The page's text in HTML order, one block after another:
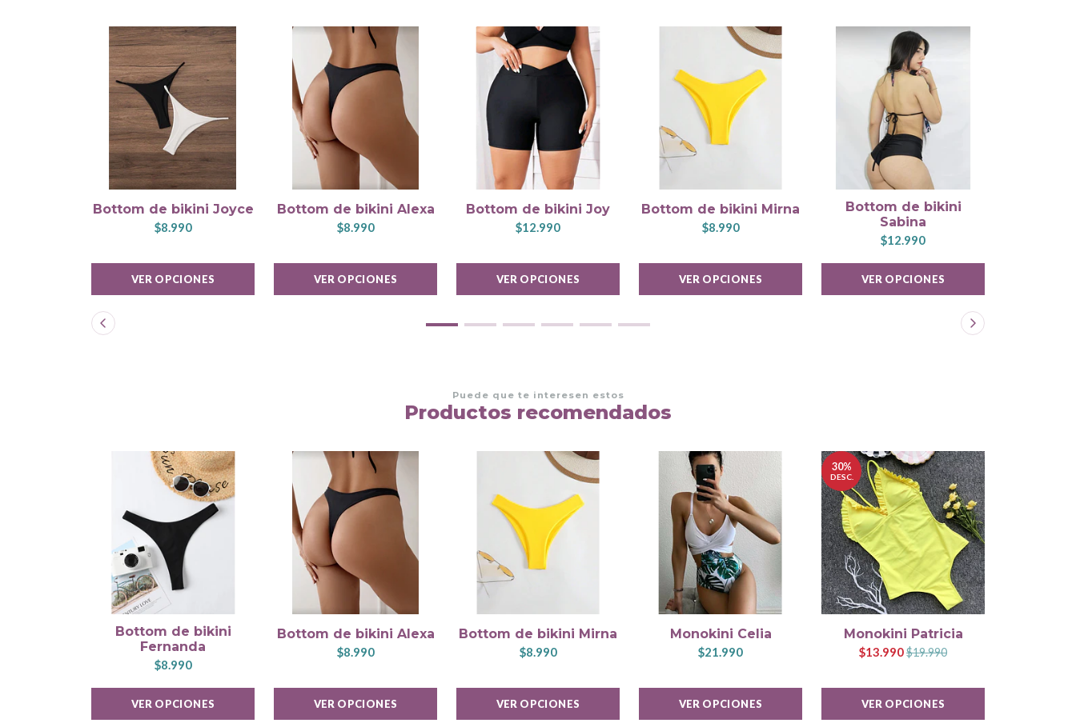
Bottom de bikini Joyce
$8.990
VER OPCIONES
Bottom de bikini Alexa
$8.990
VER OPCIONES
Bottom de bikini Joy
$12.990
VER OPCIONES
Bottom de bikini Mirna
$8.990
VER OPCIONES
Bottom de bikini
Sabina
$12.990
VER OPCIONES
Puede que te interesen estos
Productos recomendados
Bottom de bikini
Fernanda
$8.990
VER OPCIONES
Bottom de bikini Alexa
$8.990
VER OPCIONES
Bottom de bikini Mirna
$8.990
VER OPCIONES
Monokini Celia
$21.990
VER OPCIONES
30%
DESC.
Monokini Patricia
$13.990$19.990
VER OPCIONES